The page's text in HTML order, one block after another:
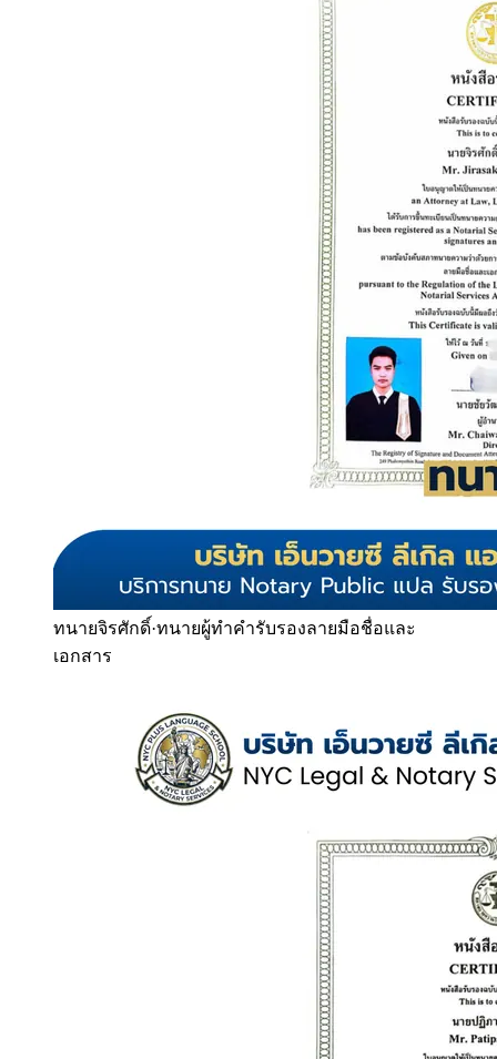
ทนายจิรศักดิ์·ทนายผู้ทำคำรับรองลายมือชื่อและ
เอกสาร